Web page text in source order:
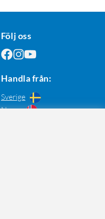
Följ oss
Handla från:
Sverige
Norge